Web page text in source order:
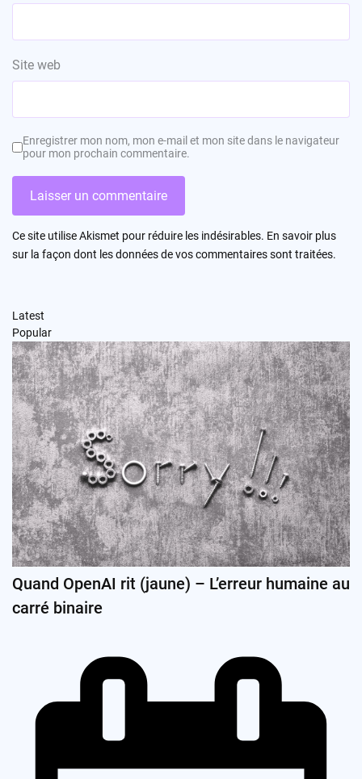
Site web
Enregistrer mon nom, mon e-mail et mon site dans le navigateur
pour mon prochain commentaire.
Ce site utilise Akismet pour réduire les indésirables. En savoir plus
sur la façon dont les données de vos commentaires sont traitées.
Latest
Popular
Quand OpenAI rit (jaune) – L’erreur humaine au
carré binaire